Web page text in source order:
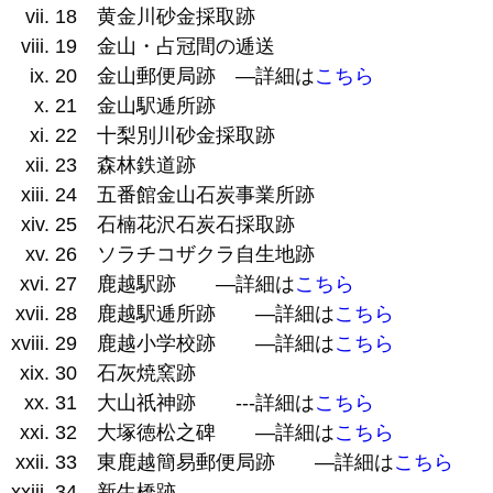
18 黄金川砂金採取跡
19 金山・占冠間の逓送
20 金山郵便局跡 —詳細はこちら
21 金山駅逓所跡
22 十梨別川砂金採取跡
23 森林鉄道跡
24 五番館金山石炭事業所跡
25 石楠花沢石炭石採取跡
26 ソラチコザクラ自生地跡
27 鹿越駅跡 —詳細はこちら
28 鹿越駅逓所跡 —詳細はこちら
29 鹿越小学校跡 —詳細はこちら
30 石灰焼窯跡
31 大山祇神跡 ‐‐‐詳細はこちら
32 大塚徳松之碑 —詳細はこちら
33 東鹿越簡易郵便局跡 —詳細はこちら